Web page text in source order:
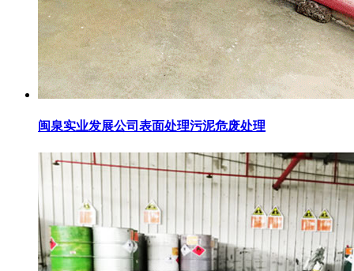
闽泉实业发展公司表面处理污泥危废处理